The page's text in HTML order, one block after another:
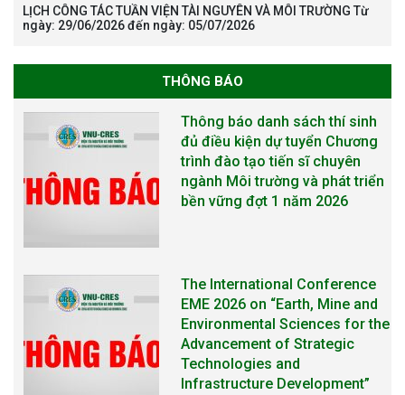
LỊCH CÔNG TÁC TUẦN VIỆN TÀI NGUYÊN VÀ MÔI TRƯỜNG Từ
ngày: 29/06/2026 đến ngày: 05/07/2026
THÔNG BÁO
Thông báo danh sách thí sinh
đủ điều kiện dự tuyển Chương
trình đào tạo tiến sĩ chuyên
ngành Môi trường và phát triển
bền vững đợt 1 năm 2026
The International Conference
EME 2026 on “Earth, Mine and
Environmental Sciences for the
Advancement of Strategic
Technologies and
Infrastructure Development”